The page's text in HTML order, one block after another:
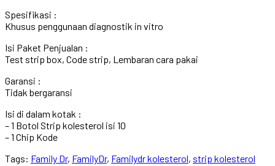
Spesifikasi :
Khusus penggunaan diagnostik in vitro
Isi Paket Penjualan :
Test strip box, Code strip, Lembaran cara pakai
Garansi :
Tidak bergaransi
Isi di dalam kotak :
– 1 Botol Strip kolesterol isi 10
– 1 Chip Kode
Tags: Family Dr, FamilyDr, Familydr kolesterol, strip kolesterol